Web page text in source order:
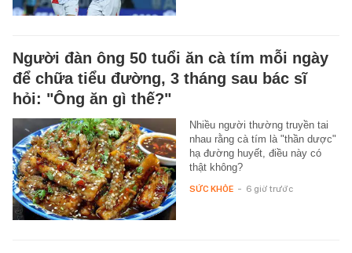
Người đàn ông 50 tuổi ăn cà tím mỗi ngày
để chữa tiểu đường, 3 tháng sau bác sĩ
hỏi: "Ông ăn gì thế?"
Nhiều người thường truyền tai
nhau rằng cà tím là "thần dược"
hạ đường huyết, điều này có
thật không?
SỨC KHỎE - 6 giờ trước